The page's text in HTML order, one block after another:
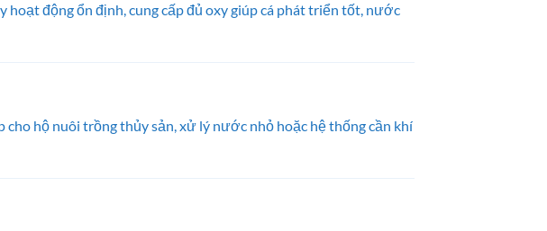
hoạt động ổn định, cung cấp đủ oxy giúp cá phát triển tốt, nước
hộ nuôi trồng thủy sản, xử lý nước nhỏ hoặc hệ thống cần khí